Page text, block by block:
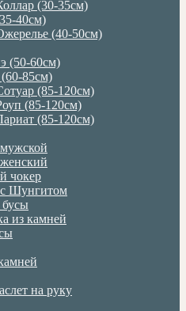
(30-35см)
40см)
(40-50см)
(50-60см)
85см)
(85-120см)
(85-120см)
(85-120см)
чокер
Шунгитом
из камней
на руку